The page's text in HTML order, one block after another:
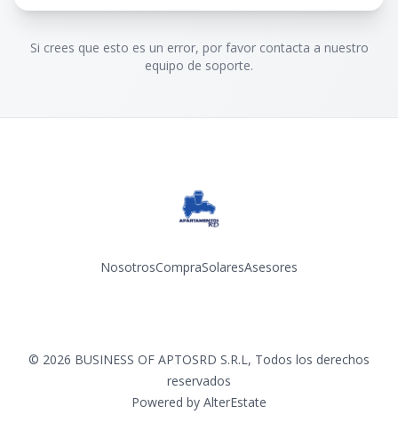
Si crees que esto es un error, por favor contacta a nuestro
equipo de soporte.
NosotrosCompraSolaresAsesores
© 2026 BUSINESS OF APTOSRD S.R.L, Todos los derechos
reservados
Powered by AlterEstate